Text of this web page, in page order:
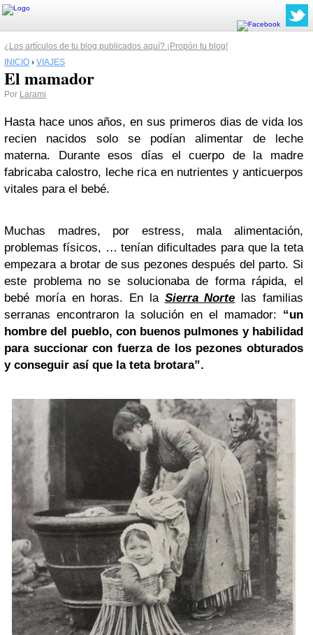
¿Los artículos de tu blog publicados aquí? ¡Propón tu blog!
INICIO › VIAJES
El mamador
Por Larami
Hasta hace unos años, en sus primeros dias de vida los
recien nacidos solo se podían alimentar de leche
materna. Durante esos días el cuerpo de la madre
fabricaba calostro, leche rica en nutrientes y anticuerpos
vitales para el bebé.
Muchas madres, por estress, mala alimentación,
problemas físicos, … tenían dificultades para que la teta
empezara a brotar de sus pezones después del parto. Si
este problema no se solucionaba de forma rápida, el
bebé moría en horas. En la Sierra Norte las familias
serranas encontraron la solución en el mamador: “un
hombre del pueblo, con buenos pulmones y habilidad
para succionar con fuerza de los pezones obturados
y conseguir así que la teta brotara”.